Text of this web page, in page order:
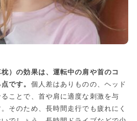
）の効果は、運転中の肩や首のコ
です。 個人差はありものの、ヘッド
ことで、首や肩に適度な刺激を与
そのため、長時間走行でも疲れにく